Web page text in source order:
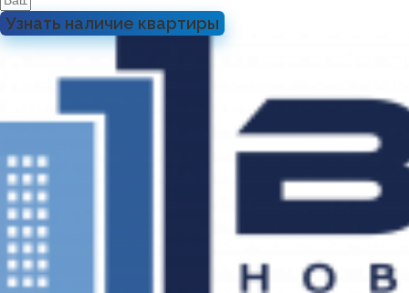
Узнать наличие квартиры